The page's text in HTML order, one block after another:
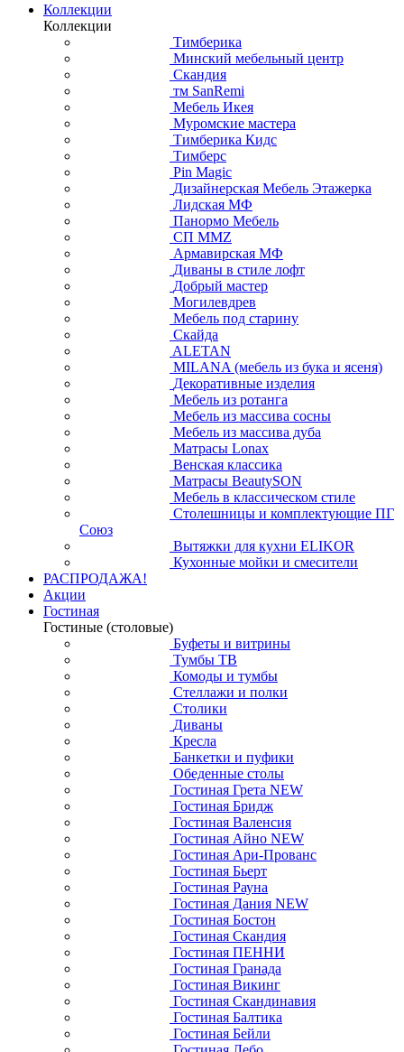
Коллекции
Коллекции
Тимберика
Минский мебельный центр
Скандия
тм SanRemi
Мебель Икея
Муромские мастера
Тимберика Кидс
Тимберс
Pin Magic
Дизайнерская Мебель Этажерка
Лидская МФ
Панормо Мебель
СП ММZ
Армавирская МФ
Диваны в стиле лофт
Добрый мастер
Могилевдрев
Мебель под старину
Скайда
ALETAN
MILANA (мебель из бука и ясеня)
Декоративные изделия
Мебель из ротанга
Мебель из массива сосны
Мебель из массива дуба
Матрасы Lonax
Венская классика
Матрасы BeautySON
Мебель в классическом стиле
Столешницы и комплектующие ПГ
Союз
Вытяжки для кухни ELIKOR
Кухонные мойки и смесители
РАСПРОДАЖА!
Акции
Гостиная
Гостиные (столовые)
Буфеты и витрины
Тумбы ТВ
Комоды и тумбы
Стеллажи и полки
Столики
Диваны
Кресла
Банкетки и пуфики
Обеденные столы
Гостиная Грета NEW
Гостиная Бридж
Гостиная Валенсия
Гостиная Айно NEW
Гостиная Ари-Прованс
Гостиная Бьерт
Гостиная Рауна
Гостиная Дания NEW
Гостиная Бостон
Гостиная Скандия
Гостиная ПЕННИ
Гостиная Гранада
Гостиная Викинг
Гостиная Скандинавия
Гостиная Балтика
Гостиная Бейли